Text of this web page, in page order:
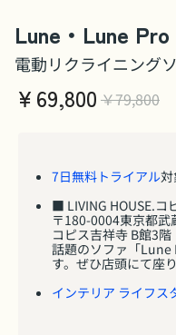
Lune・Lune Pro
電動リクライニング
￥ 69,800 ￥79,800
7日無料トライアル
■ LIVING HOUSE.コ
〒180-0004東京都武
コピス吉祥寺 B館3階
話題のソファ「Lune
す。ぜひ店頭にて座
インテリア ライフス